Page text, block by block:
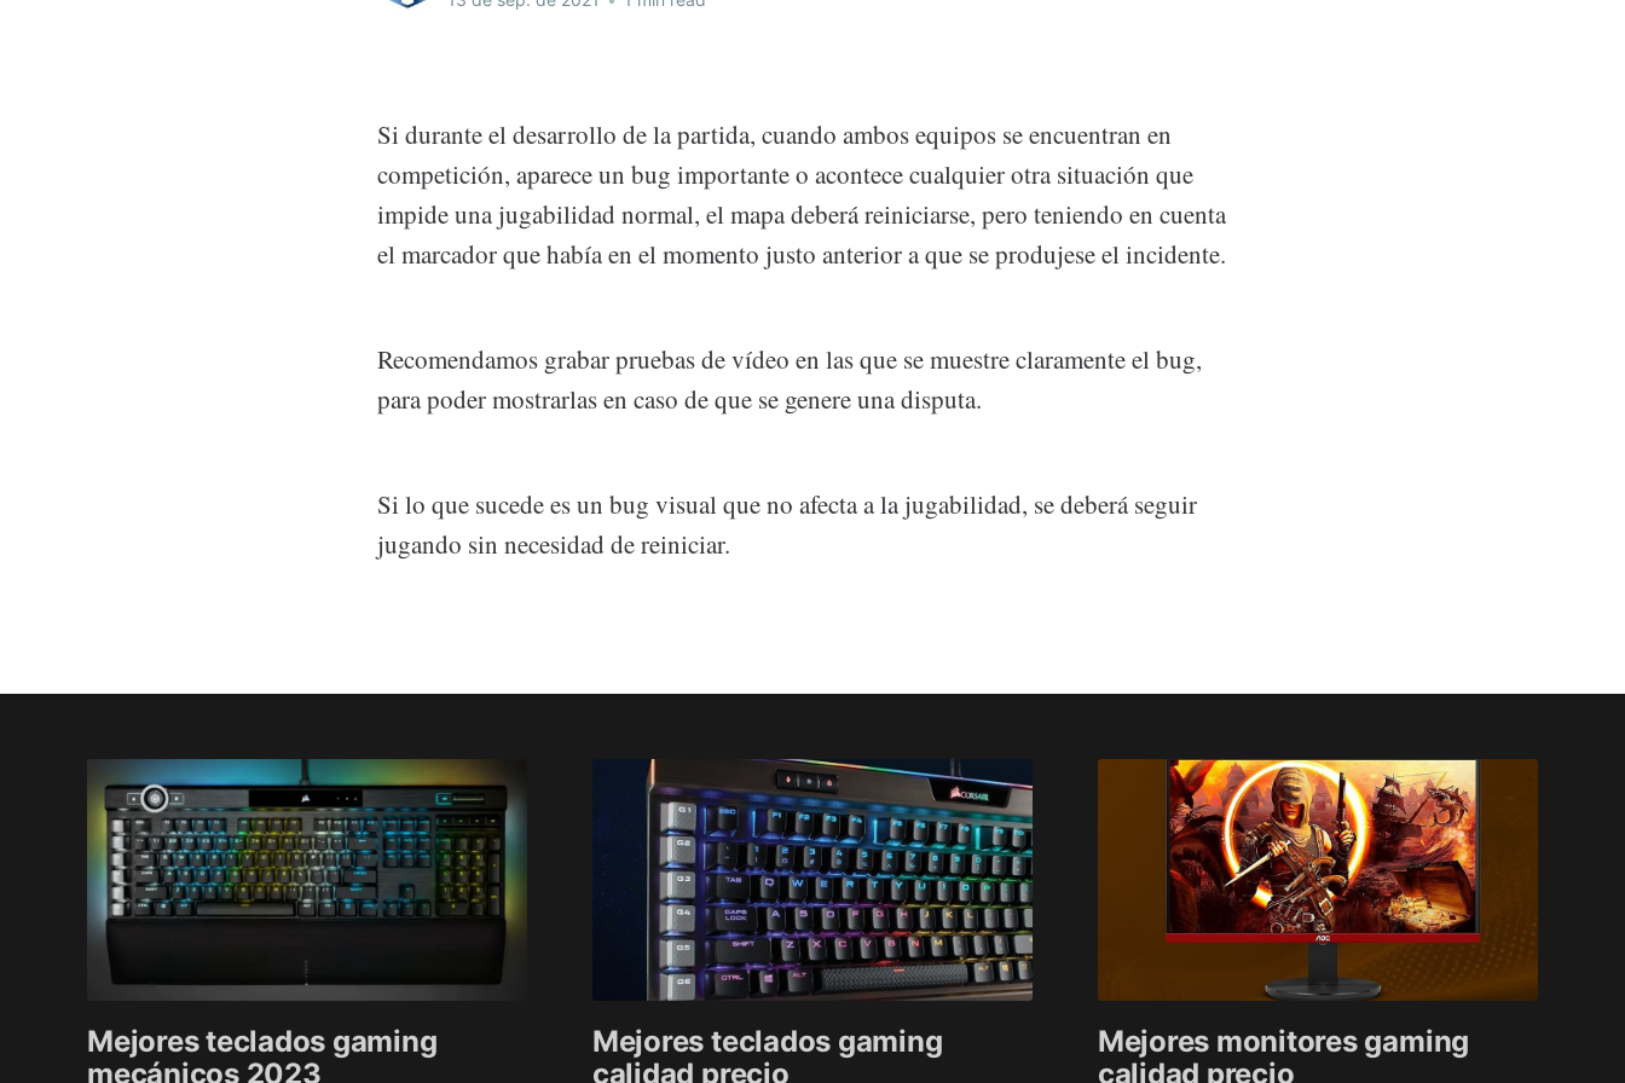
Si durante el desarrollo de la partida, cuando ambos equipos se encuentran en
competición, aparece un bug importante o acontece cualquier otra situación que
impide una jugabilidad normal, el mapa deberá reiniciarse, pero teniendo en cuenta
el marcador que había en el momento justo anterior a que se produjese el incidente.
Recomendamos grabar pruebas de vídeo en las que se muestre claramente el bug,
para poder mostrarlas en caso de que se genere una disputa.
Si lo que sucede es un bug visual que no afecta a la jugabilidad, se deberá seguir
jugando sin necesidad de reiniciar.
Mejores teclados gaming
mecánicos 2023
Mejores teclados gaming
calidad precio
Mejores monitores gaming
calidad precio